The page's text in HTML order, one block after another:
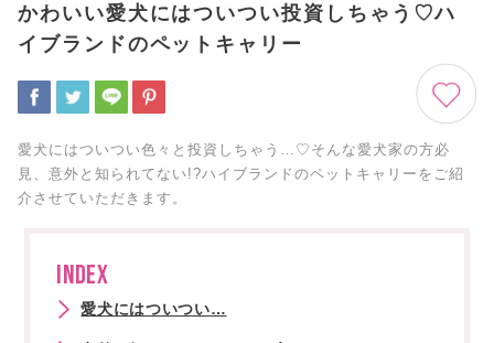
かわいい愛犬にはついつい投資しちゃう♡ハ
イブランドのペットキャリー
愛犬にはついつい色々と投資しちゃう…♡そんな愛犬家の方必
見、意外と知られてない!?ハイブランドのペットキャリーをご紹
介させていただきます。
INDEX
愛犬にはついつい…